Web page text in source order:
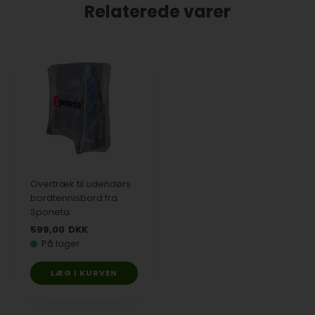
Relaterede varer
Overtræk til udendørs
bordtennisbord fra
Sponeta
599,00 DKK
På lager
LÆG I KURVEN